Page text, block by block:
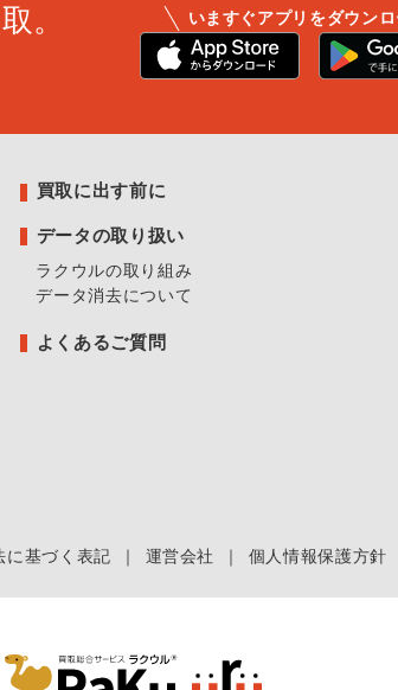
。
いますぐアプリをダウン
買取に出す前に
データの取り扱い
ラクウルの取り組み
データ消去について
よくあるご質問
に基づく表記 ｜ 運営会社 ｜ 個人情報保護方針